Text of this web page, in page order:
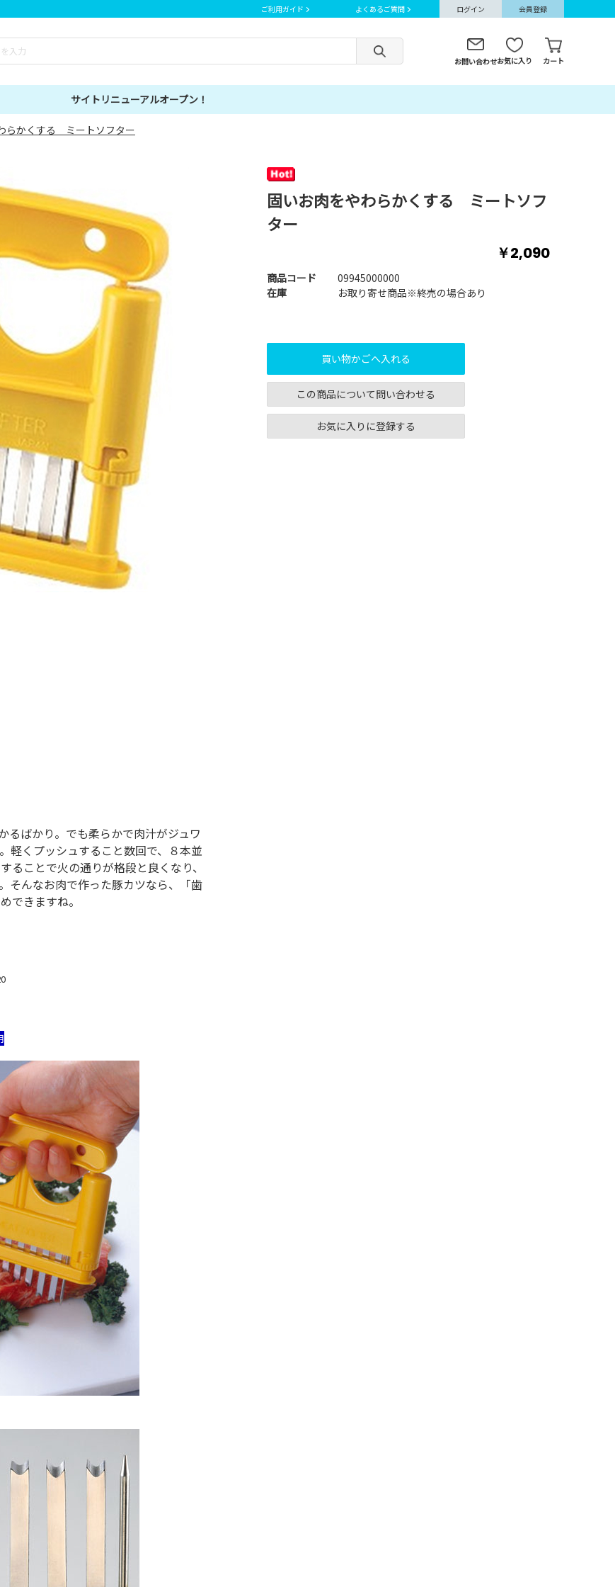
ご利用ガイド よくあるご質問 ログイン 会員登録
お問い合わせお気に入り カート
サイトリニューアルオープン！
らかくする ミートソフター
るばかり。でも柔らかで肉汁がジュワ
軽くプッシュすること数回で、８本並
ることで火の通りが格段と良くなり、
そんなお肉で作った豚カツなら、「歯
できますね。
固いお肉をやわらかくする ミートソフ
ター
￥2,090
商品コード
09945000000
在庫
お取り寄せ商品※終売の場合あり
買い物かごへ入れる
この商品について問い合わせる
お気に入りに登録する